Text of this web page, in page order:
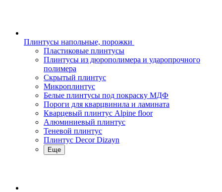
Плинтусы напольные, порожки
Пластиковые плинтусы
Плинтусы из дюрополимера и ударопрочного
полимера
Скрытый плинтус
Микроплинтус
Белые плинтусы под покраску МДФ
Пороги для кварцвинила и ламината
Кварцевый плинтус Alpine floor
Алюминиевый плинтус
Теневой плинтус
Плинтус Decor Dizayn
Еще